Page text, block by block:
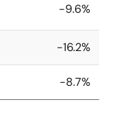
-9.6%
-16.2%
-8.7%